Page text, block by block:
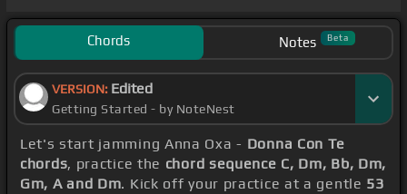
Chords Notes Beta
VERSION: Edited
Getting Started - by NoteNest
Let's start jamming Anna Oxa - Donna Con Te
chords, practice the chord sequence C, Dm, Bb, Dm,
Gm, A and Dm. Kick off your practice at a gentle 53